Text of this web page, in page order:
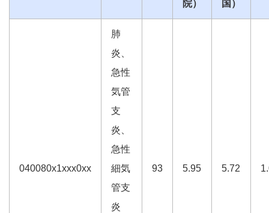
院）
国）
040080x1xxx0xx
肺
炎、
急性
気管
支
炎、
急性
細気
管支
炎
93 5.95 5.72